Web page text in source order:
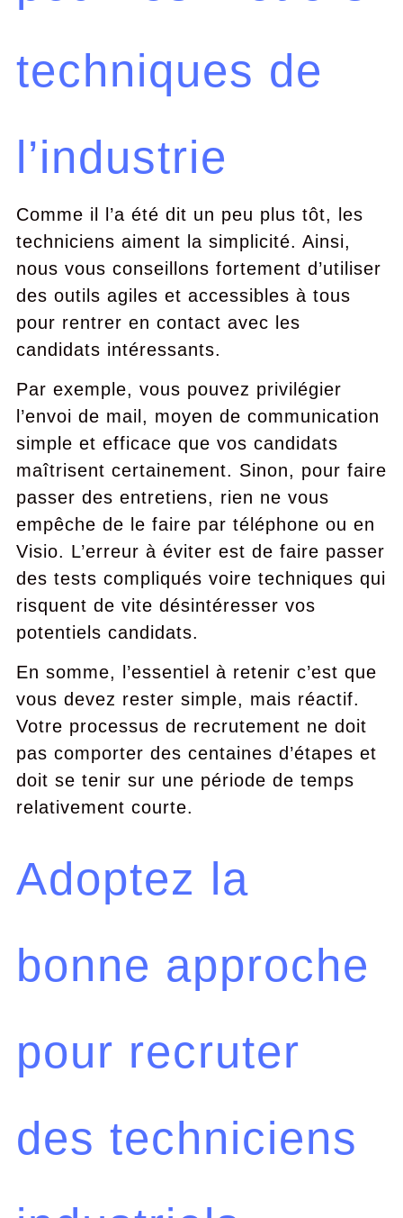
techniques de
l’industrie
Comme il l’a été dit un peu plus tôt, les
techniciens aiment la simplicité. Ainsi,
nous vous conseillons fortement d’utiliser
des outils agiles et accessibles à tous
pour rentrer en contact avec les
candidats intéressants.
Par exemple, vous pouvez privilégier
l’envoi de mail, moyen de communication
simple et efficace que vos candidats
maîtrisent certainement. Sinon, pour faire
passer des entretiens, rien ne vous
empêche de le faire par téléphone ou en
Visio. L’erreur à éviter est de faire passer
des tests compliqués voire techniques qui
risquent de vite désintéresser vos
potentiels candidats.
En somme, l’essentiel à retenir c’est que
vous devez rester simple, mais réactif.
Votre processus de recrutement ne doit
pas comporter des centaines d’étapes et
doit se tenir sur une période de temps
relativement courte.
Adoptez la
bonne approche
pour recruter
des techniciens